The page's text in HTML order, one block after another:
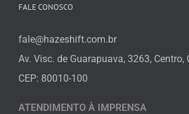
FALE CONOSCO
fale@hazeshift.com.br
Av. Visc. de Guarapuava, 3263, Centro,
CEP: 80010-100
ATENDIMENTO À IMPRENSA